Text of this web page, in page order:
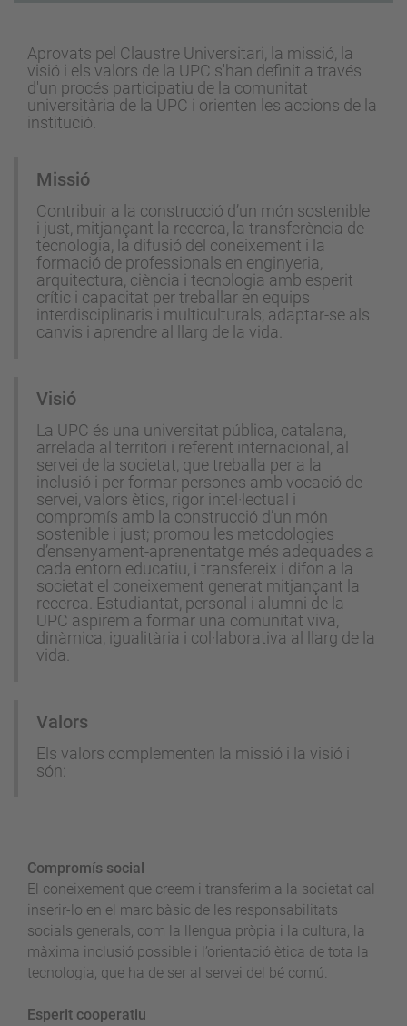
Aprovats pel Claustre Universitari, la missió, la
visió i els valors de la UPC s'han definit a través
d'un procés participatiu de la comunitat
universitària de la UPC i orienten les accions de la
institució.
Missió
Contribuir a la construcció d’un món sostenible
i just, mitjançant la recerca, la transferència de
tecnologia, la difusió del coneixement i la
formació de professionals en enginyeria,
arquitectura, ciència i tecnologia amb esperit
crític i capacitat per treballar en equips
interdisciplinaris i multiculturals, adaptar-se als
canvis i aprendre al llarg de la vida.
Visió
La UPC és una universitat pública, catalana,
arrelada al territori i referent internacional, al
servei de la societat, que treballa per a la
inclusió i per formar persones amb vocació de
servei, valors ètics, rigor intel·lectual i
compromís amb la construcció d’un món
sostenible i just; promou les metodologies
d’ensenyament-aprenentatge més adequades a
cada entorn educatiu, i transfereix i difon a la
societat el coneixement generat mitjançant la
recerca. Estudiantat, personal i alumni de la
UPC aspirem a formar una comunitat viva,
dinàmica, igualitària i col·laborativa al llarg de la
vida.
Valors
Els valors complementen la missió i la visió i
són:
Compromís social
El coneixement que creem i transferim a la societat cal
inserir-lo en el marc bàsic de les responsabilitats
socials generals, com la llengua pròpia i la cultura, la
màxima inclusió possible i l’orientació ètica de tota la
tecnologia, que ha de ser al servei del bé comú.
Esperit cooperatiu